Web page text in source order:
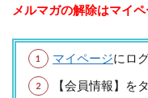
メルマガの解除はマイペ
マイページにロ
【会員情報】を